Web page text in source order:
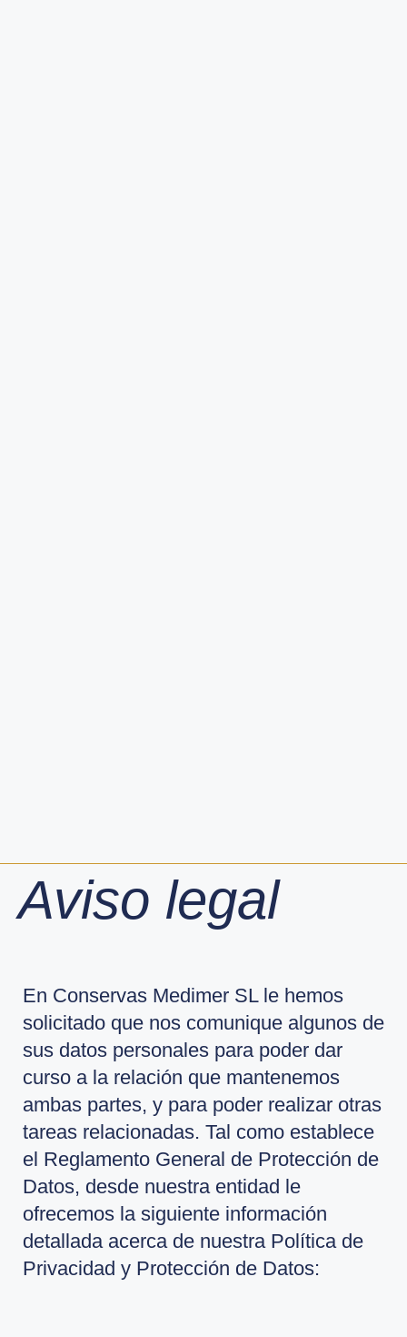
Aviso legal
En Conservas Medimer SL le hemos
solicitado que nos comunique algunos de
sus datos personales para poder dar
curso a la relación que mantenemos
ambas partes, y para poder realizar otras
tareas relacionadas. Tal como establece
el Reglamento General de Protección de
Datos, desde nuestra entidad le
ofrecemos la siguiente información
detallada acerca de nuestra Política de
Privacidad y Protección de Datos: